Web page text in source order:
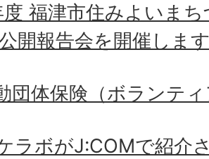
福津市住みよいま
開報告会を開催しま
団体保険（ボランテ
ラボがJ:COMで紹介